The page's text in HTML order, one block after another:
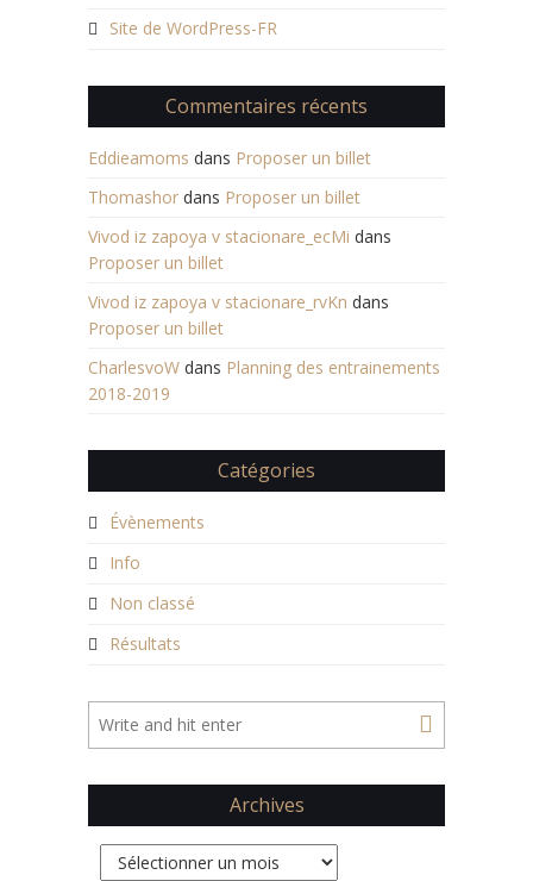
Site de WordPress-FR
Commentaires récents
Eddieamoms dans Proposer un billet
Thomashor dans Proposer un billet
Vivod iz zapoya v stacionare_ecMi dans
Proposer un billet
Vivod iz zapoya v stacionare_rvKn dans
Proposer un billet
CharlesvoW dans Planning des entrainements
2018-2019
Catégories
Évènements
Info
Non classé
Résultats
Archives
Archives